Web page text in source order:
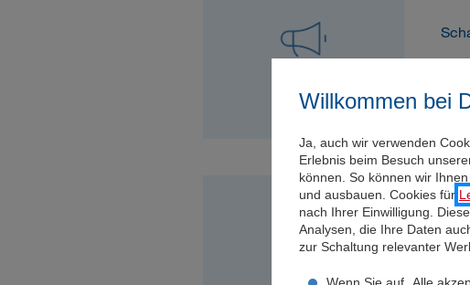
Willkommen bei
Ja, auch wir verwenden
Erlebnis beim Besuch
können. So können wir
und ausbauen. Cookies für
nach Ihrer Einwilligung.
Analysen, die Ihre Daten
zur Schaltung relevanter
Wenn Sie auf „Alle